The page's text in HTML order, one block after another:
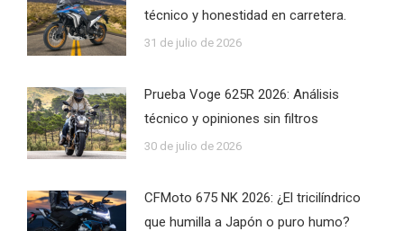
técnico y honestidad en carretera.
31 de julio de 2026
Prueba Voge 625R 2026: Análisis
técnico y opiniones sin filtros
30 de julio de 2026
CFMoto 675 NK 2026: ¿El tricilíndrico
que humilla a Japón o puro humo?